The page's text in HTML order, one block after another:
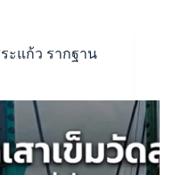
ะแก้ว รากฐาน